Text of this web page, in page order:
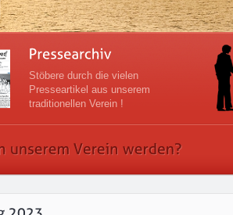
Stöbere durch die vielen
Presseartikel aus unserem
traditionellen Verein !